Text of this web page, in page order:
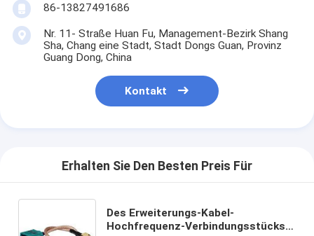
86-13827491686
Nr. 11- Straße Huan Fu, Management-Bezirk Shang
Sha, Chang eine Stadt, Stadt Dongs Guan, Provinz
Guang Dong, China
Kontakt
Erhalten Sie Den Besten Preis Für
Des Erweiterungs-Kabel-
Hochfrequenz-Verbindungsstücks